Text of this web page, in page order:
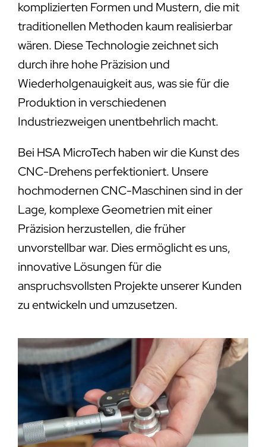
komplizierten Formen und Mustern, die mit
traditionellen Methoden kaum realisierbar
wären. Diese Technologie zeichnet sich
durch ihre hohe Präzision und
Wiederholgenauigkeit aus, was sie für die
Produktion in verschiedenen
Industriezweigen unentbehrlich macht.
Bei HSA MicroTech haben wir die Kunst des
CNC-Drehens perfektioniert. Unsere
hochmodernen CNC-Maschinen sind in der
Lage, komplexe Geometrien mit einer
Präzision herzustellen, die früher
unvorstellbar war. Dies ermöglicht es uns,
innovative Lösungen für die
anspruchsvollsten Projekte unserer Kunden
zu entwickeln und umzusetzen.